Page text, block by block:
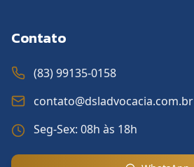
Contato
(83) 99135-0158
contato@dsladvocacia.com.br
Seg-Sex: 08h às 18h